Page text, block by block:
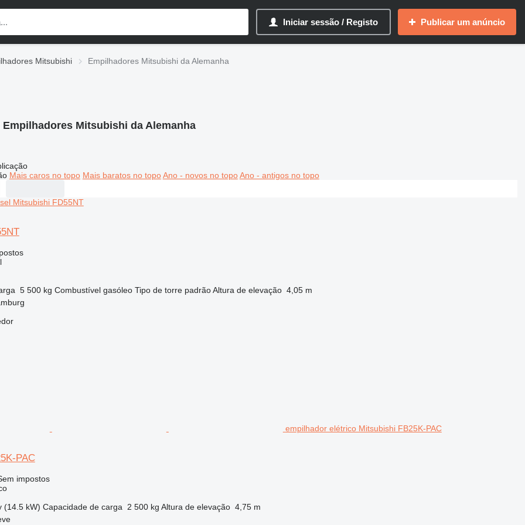
Iniciar sessão / Registo Publicar um anúncio
Mitsubishi Empilhadores Mitsubishi da Alemanha
Empilhadores Mitsubishi da Alemanha
Mais caros no topo Mais baratos no topo Ano - novos no topo Ano - antigos no topo
5 500 kg Combustível gasóleo Tipo de torre padrão Altura de elevação 4,05 m
empilhador elétrico Mitsubishi FB25K-PAC
PAC
impostos
(14.5 kW) Capacidade de carga 2 500 kg Altura de elevação 4,75 m